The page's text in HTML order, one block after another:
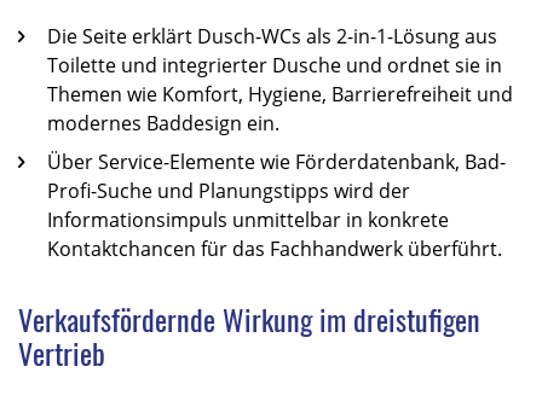
Die Seite erklärt Dusch-WCs als 2-in-1-Lösung aus
Toilette und integrierter Dusche und ordnet sie in
Themen wie Komfort, Hygiene, Barrierefreiheit und
modernes Baddesign ein.​
Über Service-Elemente wie Förderdatenbank, Bad-
Profi-Suche und Planungstipps wird der
Informationsimpuls unmittelbar in konkrete
Kontaktchancen für das Fachhandwerk überführt.​
Verkaufsfördernde Wirkung im dreistufigen
Vertrieb